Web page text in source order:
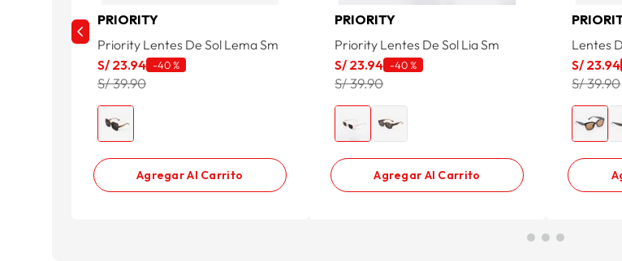
PRIORITY
Priority Lentes De Sol Lema Sm
S/ 23.94 -40 %
S/ 39.90
Agregar Al Carrito
PRIORITY
Priority Lentes De Sol Lia Sm
S/ 23.94 -40 %
S/ 39.90
Agregar Al Carrito
Lentes
S/ 23.94
S/ 39.90